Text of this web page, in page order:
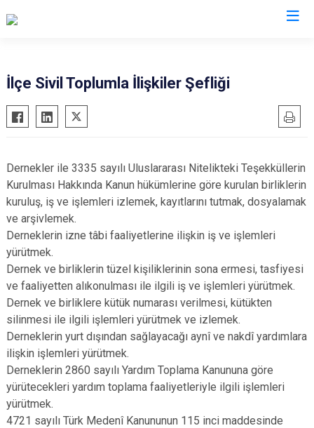
Ayancık
Boyabat
Durağan
Erfelek
Gerze
Saraydüzü
Türkeli
İlçe Sivil Toplumla İlişkiler Şefliği
Dernekler ile 3335 sayılı Uluslararası Nitelikteki Teşekküllerin
Kurulması Hakkında Kanun hükümlerine göre kurulan birliklerin
kuruluş, iş ve işlemleri izlemek, kayıtlarını tutmak, dosyalamak
ve arşivlemek.
Derneklerin izne tâbi faaliyetlerine ilişkin iş ve işlemleri
yürütmek.
Dernek ve birliklerin tüzel kişiliklerinin sona ermesi, tasfiyesi
ve faaliyetten alıkonulması ile ilgili iş ve işlemleri yürütmek.
Dernek ve birliklere kütük numarası verilmesi, kütükten
silinmesi ile ilgili işlemleri yürütmek ve izlemek.
Derneklerin yurt dışından sağlayacağı aynî ve nakdî yardımlara
ilişkin işlemleri yürütmek.
Derneklerin 2860 sayılı Yardım Toplama Kanununa göre
yürütecekleri yardım toplama faaliyetleriyle ilgili işlemleri
yürütmek.
4721 sayılı Türk Medenî Kanununun 115 inci maddesinde